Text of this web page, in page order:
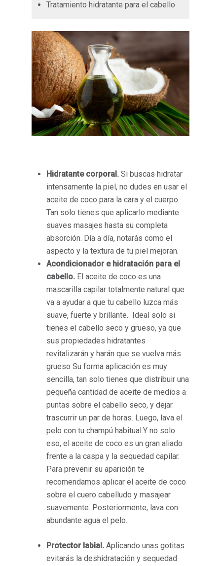
Tratamiento hidratante para el cabello
Hidratante corporal.Si buscas hidratar
intensamente la piel, no dudes en usar el
aceite de coco para la cara y el cuerpo.
Tan solo tienes que aplicarlo mediante
suaves masajes hasta su completa
absorción. Día a día, notarás como el
aspecto y la textura de tu piel mejoran.
Acondicionador e hidratación para el
cabello. El aceite de coco es una
mascarilla capilar totalmente natural que
va a ayudar a que tu cabello luzca más
suave, fuerte y brillante. Ideal solo si
tienes el cabello seco y grueso, ya que
sus propiedades hidratantes
revitalizarán y harán que se vuelva más
grueso Su forma aplicación es muy
sencilla, tan solo tienes que distribuir una
pequeña cantidad de aceite de medios a
puntas sobre el cabello seco, y dejar
trascurrir un par de horas. Luego, lava el
pelo con tu champú habitual.Y no solo
eso, el aceite de coco es un gran aliado
frente a la caspa y la sequedad capilar.
Para prevenir su aparición te
recomendamos aplicar el aceite de coco
sobre el cuero cabelludo y masajear
suavemente. Posteriormente, lava con
abundante agua el pelo.
Protector labial. Aplicando unas gotitas
evitarás la deshidratación y sequedad